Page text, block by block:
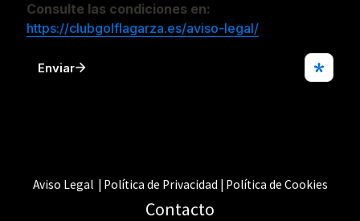
Aviso Legal | Política de Privacidad | Política de Cookies
Contacto